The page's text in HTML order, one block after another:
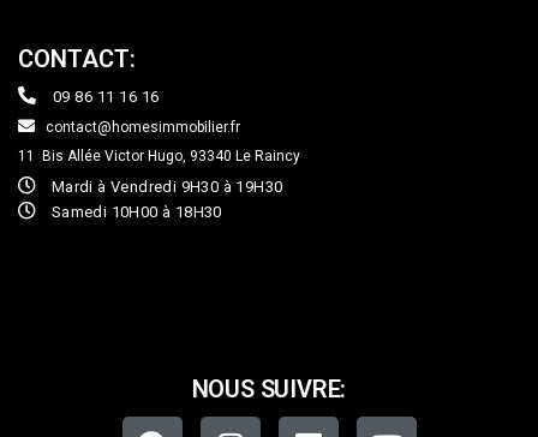
CONTACT:
09 86 11 16 16
contact@homesimmobilier.fr
11 Bis Allée Victor Hugo, 93340 Le Raincy
Mardi à Vendredi 9H30 à 19H30
Samedi 10H00 à 18H30
NOUS SUIVRE: